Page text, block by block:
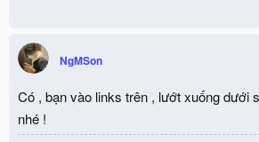
NgMSon
Có , bạn vào links trên , lướt xuống dưới
nhé !